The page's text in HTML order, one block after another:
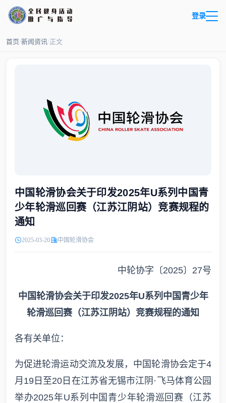
登录
首页/新闻资讯/正文
中国轮滑协会关于印发2025年U系列中国青
少年轮滑巡回赛（江苏江阴站）竞赛规程的
通知
2025-03-20 中国轮滑协会
中轮协字〔2025〕27号
中国轮滑协会关于印发2025年U系列中国青少年
轮滑巡回赛（江苏江阴站）竞赛规程的通知
各有关单位：
为促进轮滑运动交流及发展，中国轮滑协会定于4
月19日至20日在江苏省无锡市江阴·飞马体育公园
举办2025年U系列中国青少年轮滑巡回赛（江苏